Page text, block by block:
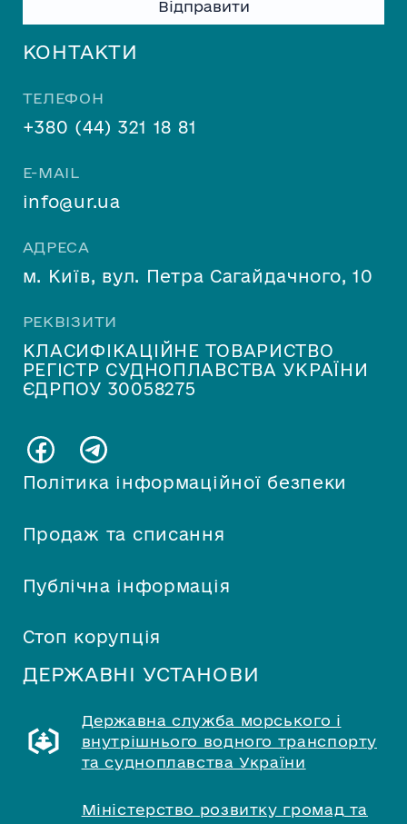
Політика інформаційної безпеки
Продаж та списання
Публічна інформація
Стоп корупція
КОНТАКТИ
ТЕЛЕФОН
+380 (44) 321 18 81
E-MAIL
info@ur.ua
АДРЕСА
м. Київ, вул. Петра Сагайдачного, 10
РЕКВІЗИТИ
КЛАСИФІКАЦІЙНЕ ТОВАРИСТВО
РЕГІСТР СУДНОПЛАВСТВА УКРАЇНИ
ЄДРПОУ 30058275
field
ДЕРЖАВНІ УСТАНОВИ
Державна служба морського і
внутрішнього водного транспорту
та судноплавства України
Міністерство розвитку громад та